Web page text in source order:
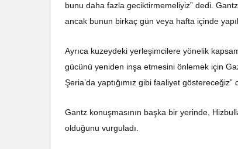
bunu daha fazla geciktirmemeliyiz” dedi.
ancak bunun birkaç gün veya hafta içinde
Ayrıca kuzeydeki yerleşimcilere yönelik
gücünü yeniden inşa etmesini önlemek için
Şeria’da yaptığımız gibi faaliyet göstereceğiz”
Gantz konuşmasının başka bir yerinde,
olduğunu vurguladı.